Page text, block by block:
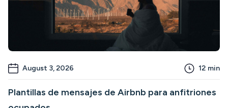
August 3, 2026 12 min
Plantillas de mensajes de Airbnb para anfitriones